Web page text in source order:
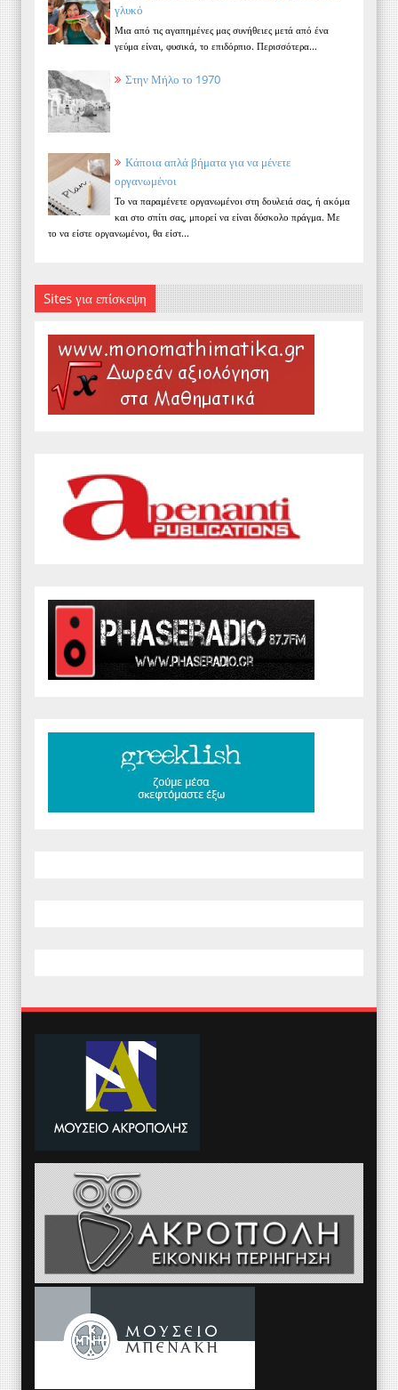
γλυκό
Μια από τις αγαπημένες μας συνήθειες μετά από ένα
γεύμα είναι, φυσικά, το επιδόρπιο. Περισσότερα...
Στην Μήλο το 1970
Κάποια απλά βήματα για να μένετε
οργανωμένοι
Το να παραμένετε οργανωμένοι στη δουλειά σας, ή ακόμα
και στο σπίτι σας, μπορεί να είναι δύσκολο πράγμα. Με
το να είστε οργανωμένοι, θα είστ...
Sites για επίσκεψη